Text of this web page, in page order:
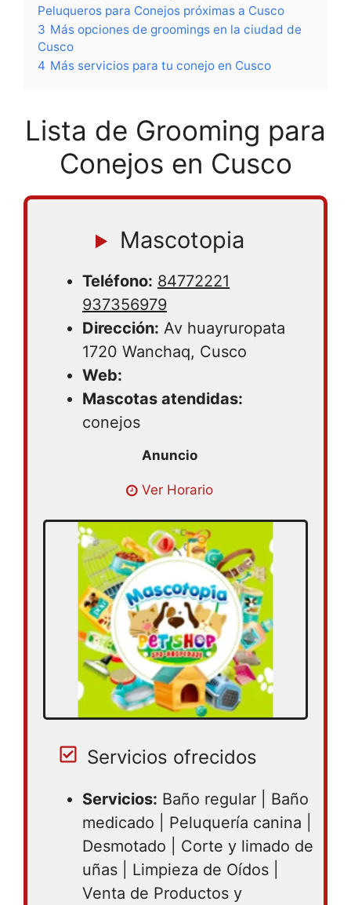
Peluqueros para Conejos próximas a Cusco
3 Más opciones de groomings en la ciudad de
Cusco
4 Más servicios para tu conejo en Cusco
Lista de Grooming para
Conejos en Cusco
Mascotopia
Teléfono: 84772221
937356979
Dirección: Av huayruropata
1720 Wanchaq, Cusco
Web:
Mascotas atendidas:
conejos
Ver Horario
Servicios ofrecidos
Servicios: Baño regular | Baño
medicado | Peluquería canina |
Desmotado | Corte y limado de
uñas | Limpieza de Oídos |
Venta de Productos y